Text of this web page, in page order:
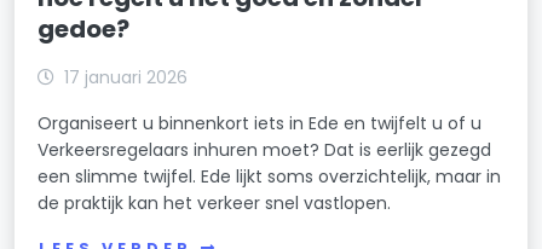
gedoe?
17 januari 2026
Organiseert u binnenkort iets in Ede en twijfelt u of u
Verkeersregelaars inhuren moet? Dat is eerlijk gezegd
een slimme twijfel. Ede lijkt soms overzichtelijk, maar in
de praktijk kan het verkeer snel vastlopen.